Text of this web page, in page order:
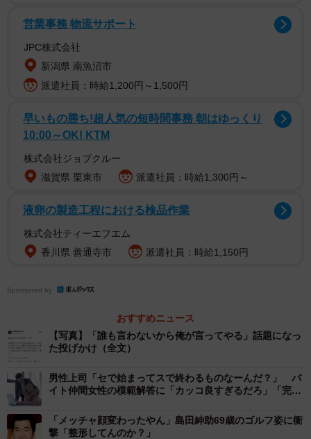
営業事務 物流サポート
JPC株式会社
新潟県 南魚沼市
派遣社員：時給1,200円～1,500円
早いもの勝ち!超人気の短時間事務 朝はゆっくり
10:00～OK! KTM
株式会社ジョブクルー
滋賀県 栗東市
派遣社員：時給1,300円～
液卵の製造工程における検品作業
株式会社ティーエフエム
香川県 善通寺市
派遣社員：時給1,150円
Sponsored by
おすすめニュース
【写真】「誰も言わないから俺が言ってやる」話題になっ
た投げかけ（全文）
男性上司「セで始まってスで終わるものなーんだ？」 バ
イト仲間女性の模範解答に「カッコ良すぎるだろ」「完璧
「メッチャ顔変わったやん」島田紳助69歳のゴルフ姿に衝
撃「整形してんのか？」